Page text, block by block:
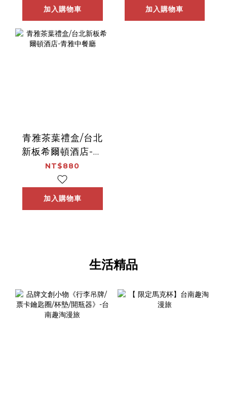
加入購物車 加入購物車
青雅茶葉禮盒/台北
新板希爾頓酒店-青
雅中餐廳
NT$880
加入購物車
生活精品